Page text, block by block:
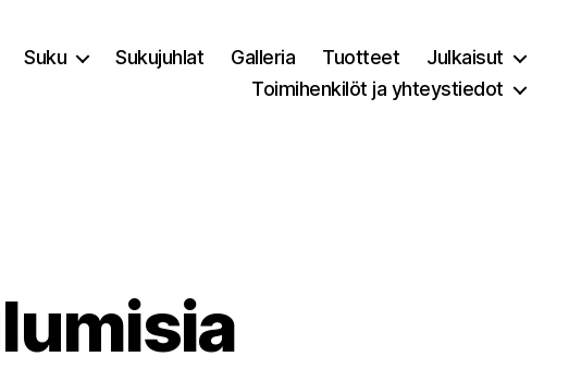
Suku Sukujuhlat Galleria Tuotteet
Julkaisut
Toimihenkilöt ja yhteystiedot